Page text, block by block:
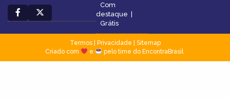
Com
destaque |
Grátis
Termos| Privacidade
Sitemap
Criado com
e pelo time do EncontraBrasil